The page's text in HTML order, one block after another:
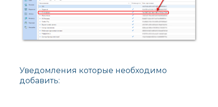
Уведомления которые необходимо
добавить: